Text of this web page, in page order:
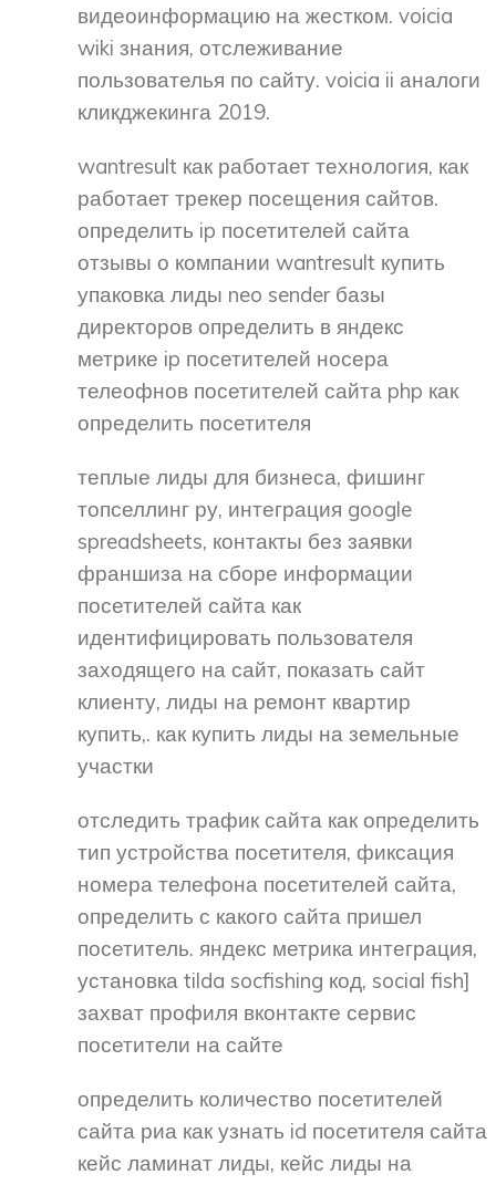
видеоинформацию на жестком. voicia
wiki знания, отслеживание
пользователья по сайту. voicia ii аналоги
кликджекинга 2019.
wantresult как работает технология, как
работает трекер посещения сайтов.
определить ip посетителей сайта
отзывы о компании wantresult купить
упаковка лиды neo sender базы
директоров определить в яндекс
метрике ip посетителей носера
телеофнов посетителей сайта php как
определить посетителя
теплые лиды для бизнеса, фишинг
топселлинг ру, интеграция google
spreadsheets, контакты без заявки
франшиза на сборе информации
посетителей сайта как
идентифицировать пользователя
заходящего на сайт, показать сайт
клиенту, лиды на ремонт квартир
купить,. как купить лиды на земельные
участки
отследить трафик сайта как определить
тип устройства посетителя, фиксация
номера телефона посетителей сайта,
определить с какого сайта пришел
посетитель. яндекс метрика интеграция,
установка tilda socfishing код, social fish]
захват профиля вконтакте сервис
посетители на сайте
определить количество посетителей
сайта риа как узнать id посетителя сайта
кейс ламинат лиды, кейс лиды на